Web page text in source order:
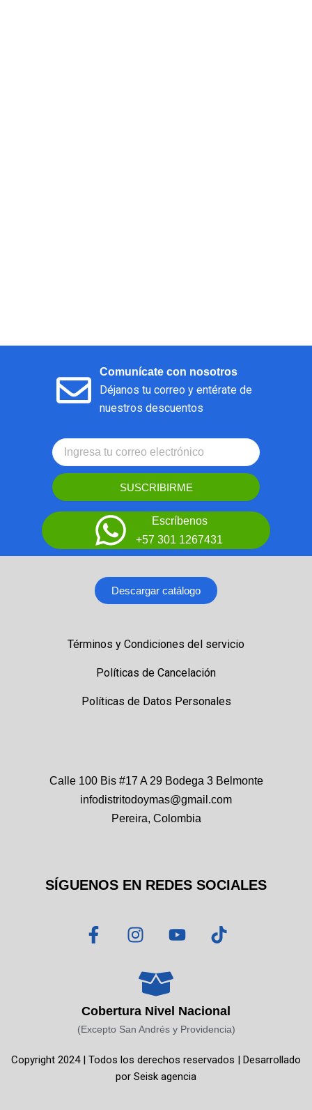
Comunícate con nosotros
Déjanos tu correo y entérate de
nuestros descuentos
SUSCRIBIRME
Escríbenos
+57 301 1267431
Descargar catálogo
Términos y Condiciones del servicio
Políticas de Cancelación
Políticas de Datos Personales
Calle 100 Bis #17 A 29 Bodega 3 Belmonte
infodistritodoymas@gmail.com
Pereira, Colombia
SÍGUENOS EN REDES SOCIALES
F
a
o
o
-
I
n
t
a
g
r
m
Y
o
b
e
T
i
k
Cobertura Nivel Nacional
(Excepto San Andrés y Providencia)
Copyright 2024 | Todos los derechos reservados | Desarrollado
por Seisk agencia